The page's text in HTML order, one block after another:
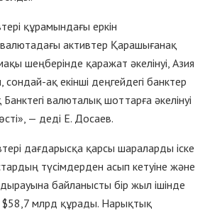
құрамындағы еркін
активтер Қарашығанақ
шеңберінде қаражат әкелінуі, Азия
сондай-ақ екінші деңгейдегі банктер
валюталық шоттарға әкелінуі
— деді Е. Досаев.
дағдарысқа қарсы шараларды іске
түсімдерден асып кетуіне және
байланысты бір жыл ішінде
млрд құрады. Нарықтық